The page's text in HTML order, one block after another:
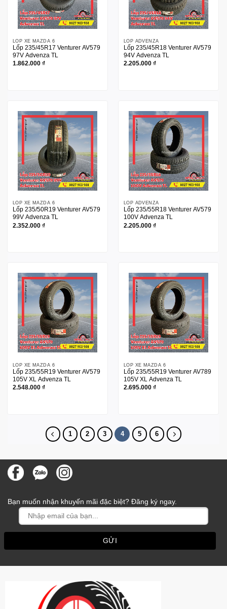
LỐP XE MAZDA 6
Lốp 235/45R17 Venturer AV579
97V Advenza TL
1.862.000 ₫
LỐP ADVENZA
Lốp 235/45R18 Venturer AV579
94V Advenza TL
2.205.000 ₫
LỐP XE MAZDA 6
Lốp 235/50R19 Venturer AV579
99V Advenza TL
2.352.000 ₫
LỐP ADVENZA
Lốp 235/55R18 Venturer AV579
100V Advenza TL
2.205.000 ₫
LỐP XE MAZDA 6
Lốp 235/55R19 Venturer AV579
105V XL Advenza TL
2.548.000 ₫
LỐP XE MAZDA 6
Lốp 235/55R19 Venturer AV789
105V XL Advenza TL
2.695.000 ₫
1 2 3 4 5 6
Bạn muốn nhận khuyến mãi đặc biệt? Đăng ký ngay.